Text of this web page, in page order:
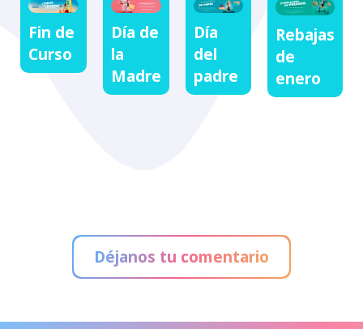
Fin de
Curso
Día de
la
Madre
Día
del
padre
Rebajas
de
enero
Déjanos tu comentario